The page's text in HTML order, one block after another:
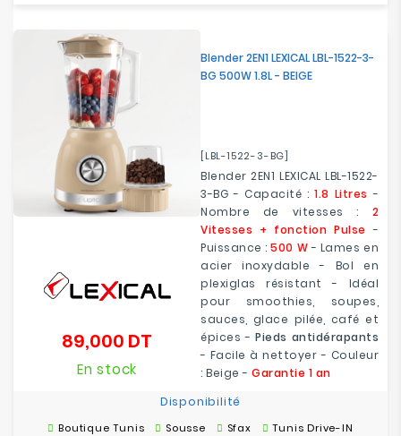
Blender 2EN1 LEXICAL LBL-1522-3-
BG 500W 1.8L - BEIGE
[LBL-1522-3-BG]
Blender 2EN1 LEXICAL LBL-1522-
3-BG - Capacité :1.8 Litres -
Nombre de vitesses : 2
Vitesses + fonction Pulse -
Puissance :500 W- Lames en
acier inoxydable - Bol en
plexiglas résistant - Idéal
pour smoothies, soupes,
sauces, glace pilée, café et
épices -Pieds antidérapants
- Facile à nettoyer - Couleur
: Beige - Garantie 1 an
89,000 DT
En stock
Disponibilité
Boutique Tunis Sousse Sfax Tunis Drive-IN